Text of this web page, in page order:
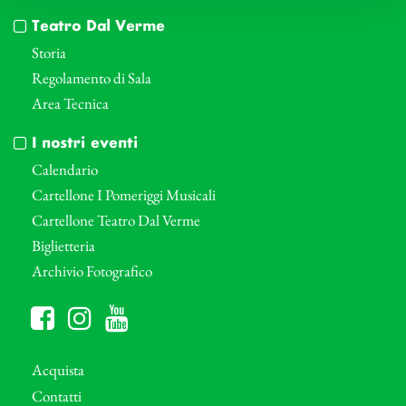
Teatro Dal Verme
Storia
Regolamento di Sala
Area Tecnica
I nostri eventi
Calendario
Cartellone I Pomeriggi Musicali
Cartellone Teatro Dal Verme
Biglietteria
Archivio Fotografico
Acquista
Contatti